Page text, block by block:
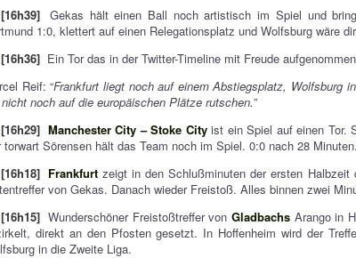
[16h39] Gekas hält einen Ball noch artistisch im Spiel und
1:0, klettert auf einen Relegationsplatz und Wolfsburg wäre
[16h36] Ein Tor das in der Twitter-Timeline mit Freude
Reif: “Frankfurt liegt noch auf einem Abstiegsplatz, Wolfsburg
noch auf die europäischen Plätze rutschen.”
[16h29] Manchester City – Stoke Cityist ein Spiel auf einen Tor.
torwart Sörensen hält das Team noch im Spiel. 0:0 nach 28 Minuten.
[16h18] Frankfurt zeigt in den Schlußminuten der ersten
von Gekas. Danach wieder Freistoß. Alles binnen zwei
[16h15] Wunderschöner Freistoßtreffer von GladbachsArango in
direkt an den Pfosten gesetzt. In Hoffenheim wird der
in die Zweite Liga.